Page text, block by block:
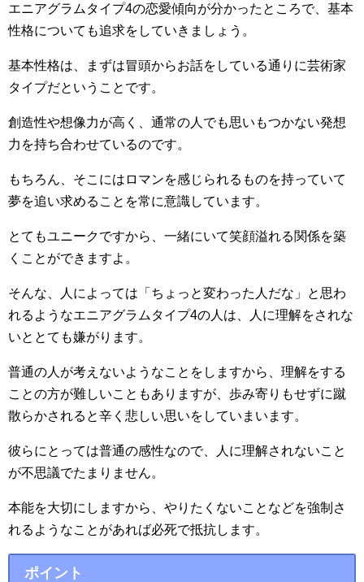
エニアグラムタイプ4の恋愛傾向が分かったところで、基本
性格についても追求をしていきましょう。
基本性格は、まずは冒頭からお話をしている通りに芸術家
タイプだということです。
創造性や想像力が高く、通常の人でも思いもつかない発想
力を持ち合わせているのです。
もちろん、そこにはロマンを感じられるものを持っていて
夢を追い求めることを常に意識しています。
とてもユニークですから、一緒にいて笑顔溢れる関係を築
くことができますよ。
そんな、人によっては「ちょっと変わった人だな」と思わ
れるようなエニアグラムタイプ4の人は、人に理解をされな
いととても嫌がります。
普通の人が考えないようなことをしますから、理解をする
ことの方が難しいこともありますが、歩み寄りもせずに蹴
散らかされると辛く悲しい思いをしていまいます。
彼らにとっては普通の感性なので、人に理解されないこと
が不思議でたまりません。
本能を大切にしますから、やりたくないことなどを強制さ
れるようなことがあれば必死で抵抗します。
ポイント